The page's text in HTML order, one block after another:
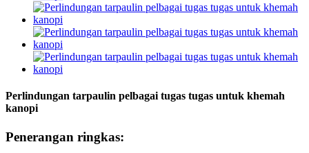
Perlindungan tarpaulin pelbagai tugas tugas untuk khemah
kanopi
Penerangan ringkas: